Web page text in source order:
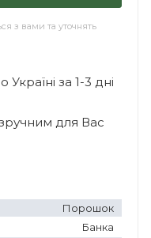
з вами та уточнять
за 1-3 дні
для Вас
Порошок
Банка